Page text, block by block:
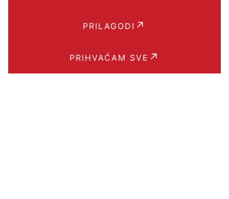
PRILAGODI
PRIHVAĆAM SVE